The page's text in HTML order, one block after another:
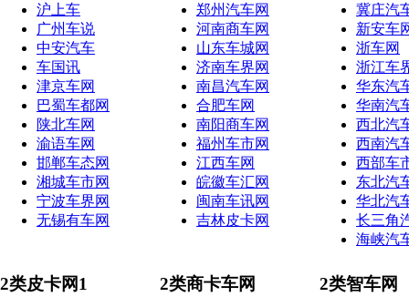
沪上车
广州车说
中安汽车
车国讯
津京车网
巴蜀车都网
陕北车网
渝语车网
邯郸车态网
湘城车市网
宁波车界网
无锡有车网
郑州汽车网
河南商车网
山东车城网
济南车界网
南昌汽车网
合肥车网
南阳商车网
福州车市网
江西车网
皖徽车汇网
闽南车讯网
吉林皮卡网
冀庄汽
新安车
浙车网
浙江车
华东汽
华南汽
西北汽
西南汽
西部车
东北汽
华北汽
长三角
海峡汽
2类皮卡网1 2类商卡车网 2类智车网